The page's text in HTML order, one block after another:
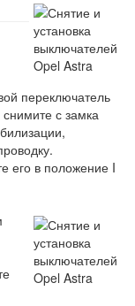
переключатель
с замка
его в положение I